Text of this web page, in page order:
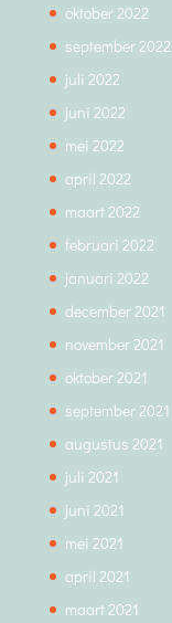
oktober 2022
september 2022
juli 2022
juni 2022
mei 2022
april 2022
maart 2022
februari 2022
januari 2022
december 2021
november 2021
oktober 2021
september 2021
augustus 2021
juli 2021
juni 2021
mei 2021
april 2021
maart 2021